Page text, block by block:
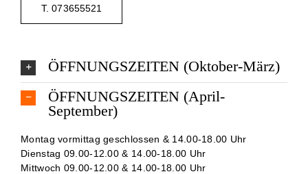
T. 073655521
ÖFFNUNGSZEITEN (Oktober-März)
ÖFFNUNGSZEITEN (April-
September)
Montag vormittag geschlossen & 14.00-18.00 Uhr
Dienstag 09.00-12.00 & 14.00-18.00 Uhr
Mittwoch 09.00-12.00 & 14.00-18.00 Uhr